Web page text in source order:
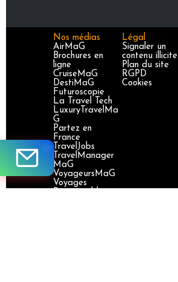
Nos médias
AirMaG
Brochures en
ligne
CruiseMaG
DestiMaG
Futuroscopie
La Travel Tech
LuxuryTravelMa
G
Partez en
France
TravelJobs
TravelManager
MaG
VoyageursMaG
Voyages
Légal
Signaler un
contenu illicite
Plan du site
RGPD
Cookies